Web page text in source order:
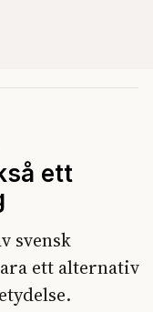
ett
svensk
ett alternativ